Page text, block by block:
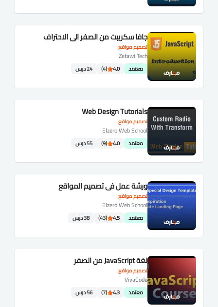
تصميم مواقع
جافا سكريبت من الصفر الي الاحتراف
Zetawi Tech
معتمد 4.0
(4) 24 درس
تصميم مواقع
Web Design Tutorials
Elzero Web School
معتمد 4.0
(9) 55 درس
تصميم مواقع
ورشة عمل في تصميم المواقع
Elzero Web School
معتمد 4.5
(43) 38 درس
تصميم مواقع
لغة JavaScript من الصفر
VivaCode
معتمد 4.3
(7) 56 درس